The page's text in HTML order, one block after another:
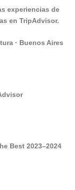
experiencias de
en TripAdvisor.
· Buenos Aires
Best 2023–2024